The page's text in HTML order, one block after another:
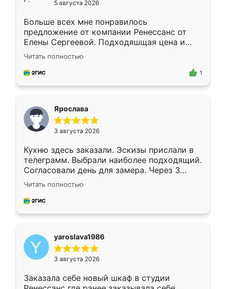
5 августа 2026
Больше всех мне понравилось
предложение от компании Ренессанс от
Елены Сергеевой. Подходяшщая цена и
короткие сроки изготовления. Приехавший
для замера сотрудник Владислав
предложил по моему эскизу самый
Читать полностью
1
Ярослава
3 августа 2026
Кухню здесь заказали. Эскизы прислали в
телеграмм. Выбрали наиболее подходящий.
Согласовали день для замера. Через 3
недели кухня была уже готова. Остались
довольны работой. Спасибо Ренессанс
мебель за качественную работу!
Читать полностью
yaroslava1986
3 августа 2026
Заказала себе новый шкаф в студии